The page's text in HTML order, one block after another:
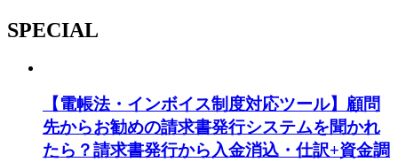
SPECIAL
【電帳法・インボイス制度対応ツール】顧問
先からお勧めの請求書発行システムを聞かれ
たら？請求書発行から入金消込・仕訳+資金調